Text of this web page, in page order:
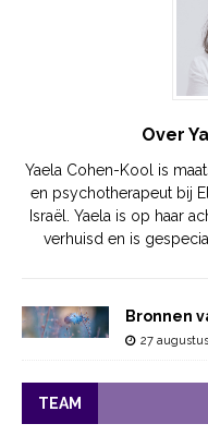
Over
Yaela Cohen-Kool is
en psychotherapeut bij
Israël. Yaela is op haar
verhuisd en is
Bronnen
27
TEAM